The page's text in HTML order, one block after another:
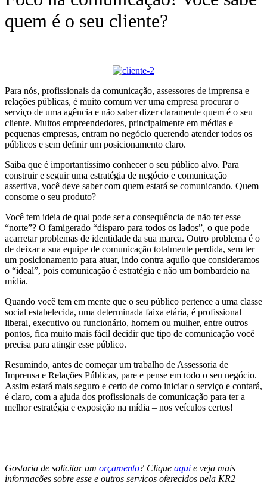
quem é o seu cliente?
Para nós, profissionais da comunicação, assessores de imprensa e
relações públicas, é muito comum ver uma empresa procurar o
serviço de uma agência e não saber dizer claramente quem é o seu
cliente. Muitos empreendedores, principalmente em médias e
pequenas empresas, entram no negócio querendo atender todos os
públicos e sem definir um posicionamento claro.
Saiba que é importantíssimo conhecer o seu público alvo. Para
construir e seguir uma estratégia de negócio e comunicação
assertiva, você deve saber com quem estará se comunicando. Quem
consome o seu produto?
Você tem ideia de qual pode ser a consequência de não ter esse
“norte”? O famigerado “disparo para todos os lados”, o que pode
acarretar problemas de identidade da sua marca. Outro problema é o
de deixar a sua equipe de comunicação totalmente perdida, sem ter
um posicionamento para atuar, indo contra aquilo que consideramos
o “ideal”, pois comunicação é estratégia e não um bombardeio na
mídia.
Quando você tem em mente que o seu público pertence a uma classe
social estabelecida, uma determinada faixa etária, é profissional
liberal, executivo ou funcionário, homem ou mulher, entre outros
pontos, fica muito mais fácil decidir que tipo de comunicação você
precisa para atingir esse público.
Resumindo, antes de começar um trabalho de Assessoria de
Imprensa e Relações Públicas, pare e pense em todo o seu negócio.
Assim estará mais seguro e certo de como iniciar o serviço e contará,
é claro, com a ajuda dos profissionais de comunicação para ter a
melhor estratégia e exposição na mídia – nos veículos certos!
Gostaria de solicitar um orçamento? Clique aqui e veja mais
informações sobre esse e outros serviços oferecidos pela KR2